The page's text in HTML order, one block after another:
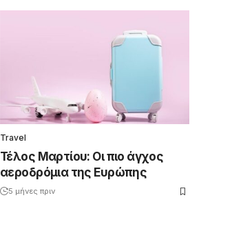
Travel
Τέλος Μαρτίου: Οι πιο άγχος
αεροδρόμια της Ευρώπης
5 μήνες πριν